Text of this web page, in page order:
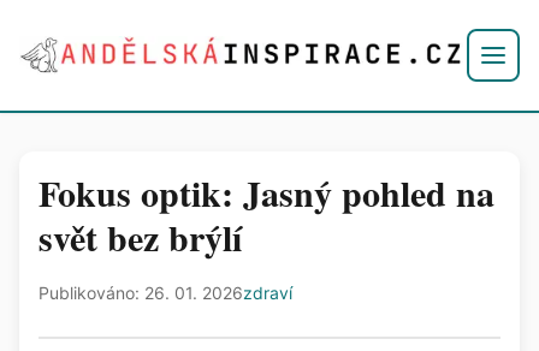
Fokus optik: Jasný pohled na
svět bez brýlí
Publikováno: 26. 01. 2026zdraví